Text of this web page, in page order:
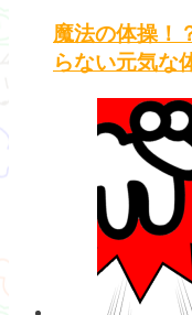
魔法の体操！
らない元気な